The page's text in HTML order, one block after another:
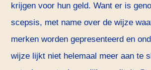
krijgen voor hun geld. Want er is
scepsis, met name over de wijze
merken worden gepresenteerd en
wijze lijkt niet helemaal meer aan te